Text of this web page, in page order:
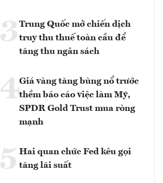
3 Trung Quốc mở chiến dịch
truy thu thuế toàn cầu để
tăng thu ngân sách
4Giá vàng tăng bùng nổ trước
thềm báo cáo việc làm Mỹ,
SPDR Gold Trust mua ròng
mạnh
5 Hai quan chức Fed kêu gọi
tăng lãi suất